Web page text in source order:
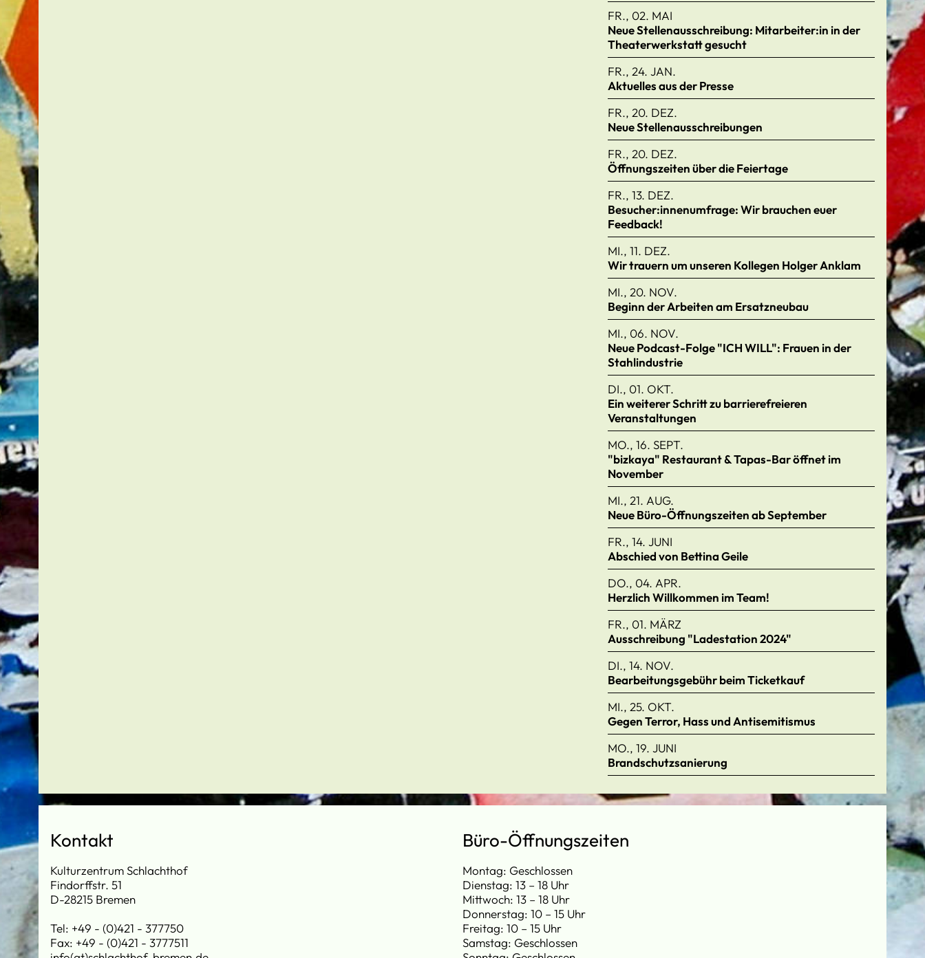
FR., 02. MAI
Neue Stellenausschreibung: Mitarbeiter:in in der
Theaterwerkstatt gesucht
FR., 24. JAN.
Aktuelles aus der Presse
FR., 20. DEZ.
Neue Stellenausschreibungen
FR., 20. DEZ.
Öffnungszeiten über die Feiertage
FR., 13. DEZ.
Besucher:innenumfrage: Wir brauchen euer
Feedback!
MI., 11. DEZ.
Wir trauern um unseren Kollegen Holger Anklam
MI., 20. NOV.
Beginn der Arbeiten am Ersatzneubau
MI., 06. NOV.
Neue Podcast-Folge "ICH WILL": Frauen in der
Stahlindustrie
DI., 01. OKT.
Ein weiterer Schritt zu barrierefreieren
Veranstaltungen
MO., 16. SEPT.
"bizkaya" Restaurant & Tapas-Bar öffnet im
November
MI., 21. AUG.
Neue Büro-Öffnungszeiten ab September
FR., 14. JUNI
Abschied von Bettina Geile
DO., 04. APR.
Herzlich Willkommen im Team!
FR., 01. MÄRZ
Ausschreibung "Ladestation 2024"
DI., 14. NOV.
Bearbeitungsgebühr beim Ticketkauf
MI., 25. OKT.
Gegen Terror, Hass und Antisemitismus
MO., 19. JUNI
Brandschutzsanierung
Kontakt
Kulturzentrum Schlachthof
Findorffstr. 51
D-28215 Bremen
Tel: +49 - (0)421 - 377750
Fax: +49 - (0)421 - 3777511
Büro-Öffnungszeiten
Montag: Geschlossen
Dienstag: 13 – 18 Uhr
Mittwoch: 13 – 18 Uhr
Donnerstag: 10 – 15 Uhr
Freitag: 10 – 15 Uhr
Samstag: Geschlossen